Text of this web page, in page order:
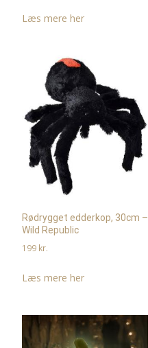
Læs mere her
Rødrygget edderkop, 30cm –
Wild Republic
199 kr.
Læs mere her